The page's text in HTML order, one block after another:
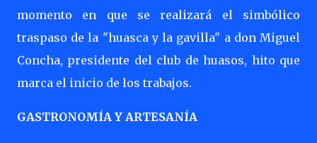
momento en que se realizará el simbólico
traspaso de la "huasca y la gavilla" a don Miguel
Concha, presidente del club de huasos, hito que
marca el inicio de los trabajos.
GASTRONOMÍA Y ARTESANÍA